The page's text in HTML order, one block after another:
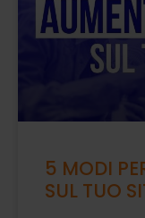
5 MODI
SUL TUO